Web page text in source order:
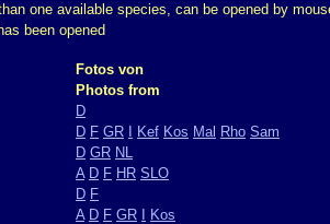
one available species, can be opened by
been opened
Fotos von
Photos from
D
D F GR Kef Kos Mal Rho Sam
D GR NL
A D F HR SLO
D F
A D F GR
Kos